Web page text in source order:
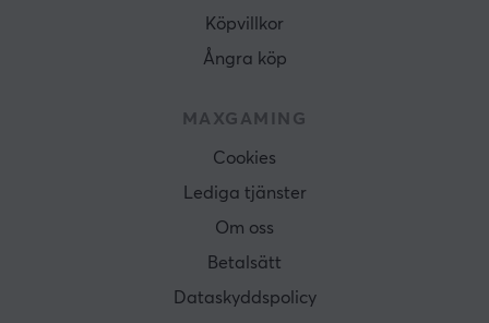
Köpvillkor
Ångra köp
MAXGAMING
Cookies
Lediga tjänster
Om oss
Betalsätt
Dataskyddspolicy